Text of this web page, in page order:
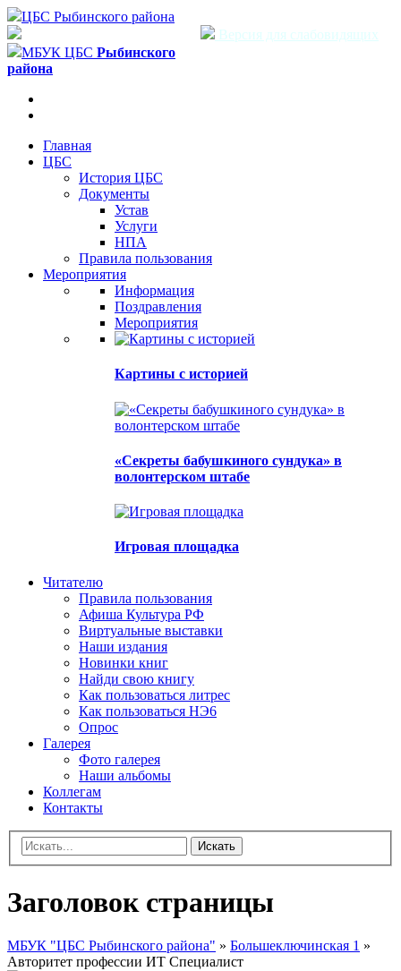
ЦБС Рыбинского района
Версия для слабовидящих
МБУК ЦБС Рыбинского
района
Главная
ЦБС
История ЦБС
Документы
Устав
Услуги
НПА
Правила пользования
Мероприятия
Информация
Поздравления
Мероприятия
Картины с историей
«Секреты бабушкиного сундука» в
волонтерском штабе
Игровая площадка
Читателю
Правила пользования
Афиша Культура РФ
Виртуальные выставки
Наши издания
Новинки книг
Найди свою книгу
Как пользоваться литрес
Как пользоваться НЭ6
Опрос
Галерея
Фото галерея
Наши альбомы
Коллегам
Контакты
Искать
Заголовок страницы
МБУК "ЦБС Рыбинского района" » Большеключинская 1 »
Авторитет профессии ИТ Специалист